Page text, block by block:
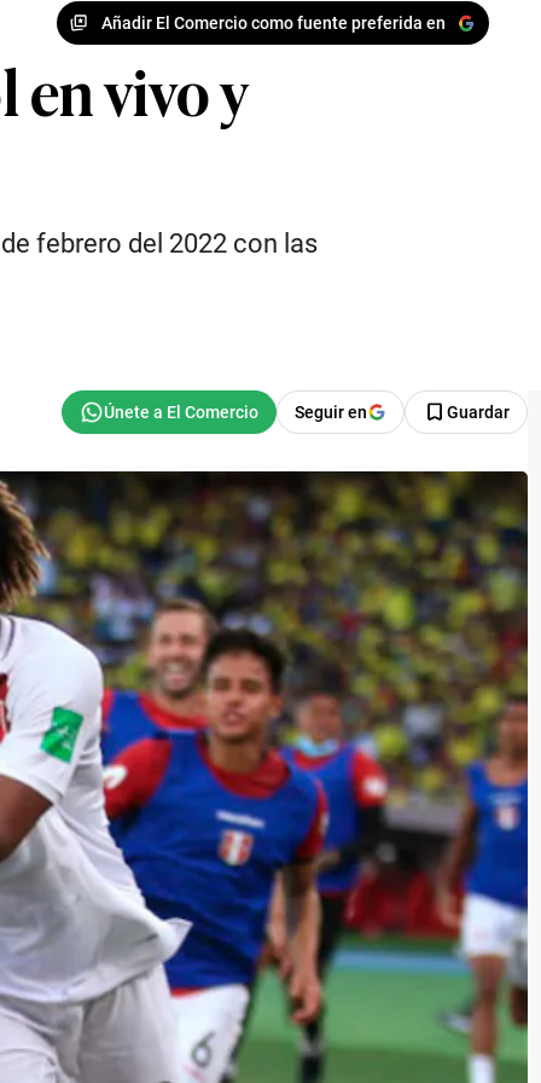
Añadir El Comercio como fuente preferida en
en vivo y
febrero del 2022 con las
Seguir en Guardar